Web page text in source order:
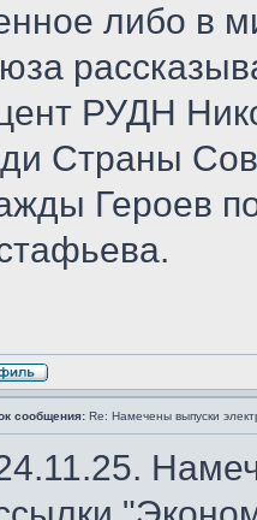
либо в
РУДН
Страны
Героев
сообщения: Re: Намечены выпуски